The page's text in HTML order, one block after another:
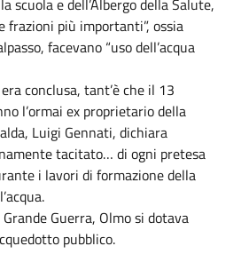
frazioni più importanti”, ossia
facevano “uso dell’acqua
conclusa, tant’è che il 13
l’ormai ex proprietario della
Luigi Gennati, dichiara
tacitato… di ogni pretesa
i lavori di formazione della
Guerra, Olmo si dotava
pubblico.